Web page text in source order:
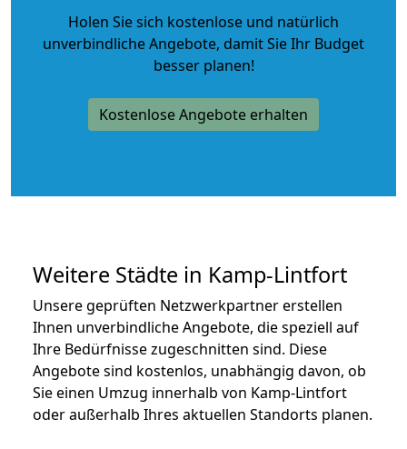
Holen Sie sich kostenlose und natürlich
unverbindliche Angebote, damit Sie Ihr Budget
besser planen!
Kostenlose Angebote erhalten
Weitere Städte in Kamp-Lintfort
Unsere geprüften Netzwerkpartner erstellen
Ihnen unverbindliche Angebote, die speziell auf
Ihre Bedürfnisse zugeschnitten sind. Diese
Angebote sind kostenlos, unabhängig davon, ob
Sie einen Umzug innerhalb von Kamp-Lintfort
oder außerhalb Ihres aktuellen Standorts planen.